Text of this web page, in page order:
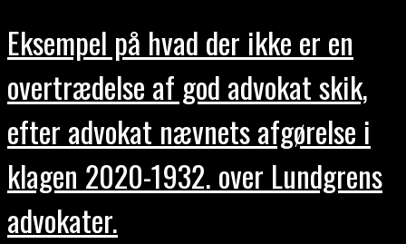
Eksempel på hvad der ikke er en
overtrædelse af god advokat skik,
efter advokat nævnets afgørelse i
klagen 2020-1932. over Lundgrens
advokater.